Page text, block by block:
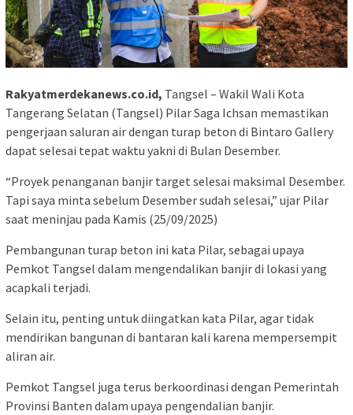
Rakyatmerdekanews.co.id, Tangsel – Wakil Wali Kota
Tangerang Selatan (Tangsel) Pilar Saga Ichsan memastikan
pengerjaan saluran air dengan turap beton di Bintaro Gallery
dapat selesai tepat waktu yakni di Bulan Desember.
“Proyek penanganan banjir target selesai maksimal Desember.
Tapi saya minta sebelum Desember sudah selesai,” ujar Pilar
saat meninjau pada Kamis (25/09/2025)
Pembangunan turap beton ini kata Pilar, sebagai upaya
Pemkot Tangsel dalam mengendalikan banjir di lokasi yang
acapkali terjadi.
Selain itu, penting untuk diingatkan kata Pilar, agar tidak
mendirikan bangunan di bantaran kali karena mempersempit
aliran air.
Pemkot Tangsel juga terus berkoordinasi dengan Pemerintah
Provinsi Banten dalam upaya pengendalian banjir.